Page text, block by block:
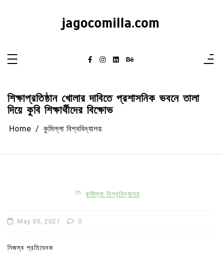
jagocomilla.com
শিক্ষাপ্রতিষ্ঠান খোলার দাবিতে প্রশাসনিক ভবনে তালা
দিয়ে কুবি শিক্ষার্থীদের বিক্ষোভ
Home কুমিল্লা বিশ্ববিদ্যালয়
In কুমিল্লা বিশ্ববিদ্যালয়
May 30, 2021 0
নিজস্ব প্রতিবেদক